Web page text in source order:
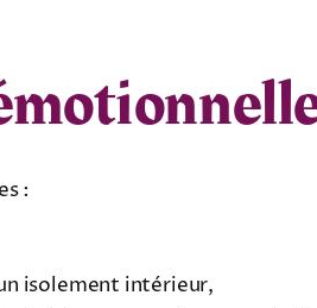
:
isolement intérieur,